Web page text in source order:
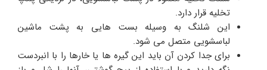
تخلیه قرار دارد.
این شلنگ به وسیله بست هایی به پشت ماشین
لباسشویی متصل می شود.
برای جدا کردن آن باید این گیره ها یا خارها را با انبردست